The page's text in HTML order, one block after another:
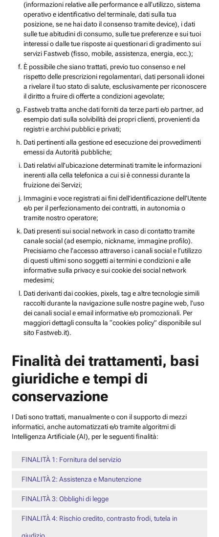
(informazioni relative alle performance e all’utilizzo, sistema
operativo e identificativo del terminale, dati sulla tua
posizione, se ne hai dato il consenso tramite device), i dati
sulle tue abitudini di consumo, sulle tue preferenze e sui tuoi
interessi o dalle tue risposte ai questionari di gradimento sui
servizi Fastweb (fisso, mobile, assistenza, energia, ecc.);
È possibile che siano trattati, previo tuo consenso e nel
rispetto delle prescrizioni regolamentari, dati personali idonei
a rivelare il tuo stato di salute, esclusivamente per riconoscere
il diritto a fruire di offerte a condizioni agevolate;
Fastweb tratta anche dati forniti da terze parti e/o partner, ad
esempio dati sulla solvibilità dei propri clienti, provenienti da
registri e archivi pubblici e privati;
Dati pertinenti alla gestione ed esecuzione dei provvedimenti
emessi da Autorità pubbliche;
Dati relativi all’ubicazione determinati tramite le informazioni
inerenti alla cella telefonica a cui si è connessi durante la
fruizione dei Servizi;
Immagini e voce registrati ai fini dell’identificazione dell’Utente
e/o per il perfezionamento dei contratti, in autonomia o
tramite nostro operatore;
Dati presenti sui social network in caso di contatto tramite
canale social (ad esempio, nickname, immagine profilo).
Precisiamo che l’accesso attraverso i canali social e l’utilizzo
di questi ultimi sono soggetti ai termini e condizioni e alle
informative sulla privacy e sui cookie dei social network
medesimi;
Dati derivanti dai cookies, pixels, tag e altre tecnologie simili
raccolti durante la navigazione sulle nostre pagine web, l’uso
dei canali social e email informative e/o promozionali. Per
maggiori dettagli consulta la “cookies policy” disponibile sul
sito Fastweb.it).
Finalità dei trattamenti, basi
giuridiche e tempi di
conservazione
I Dati sono trattati, manualmente o con il supporto di mezzi
informatici, anche automatizzati e/o tramite algoritmi di
Intelligenza Artificiale (AI), per le seguenti finalità:
FINALITÀ 1: Fornitura del servizio
FINALITÀ 2: Assistenza e Manutenzione
FINALITÀ 3: Obblighi di legge
FINALITÀ 4: Rischio credito, contrasto frodi, tutela in